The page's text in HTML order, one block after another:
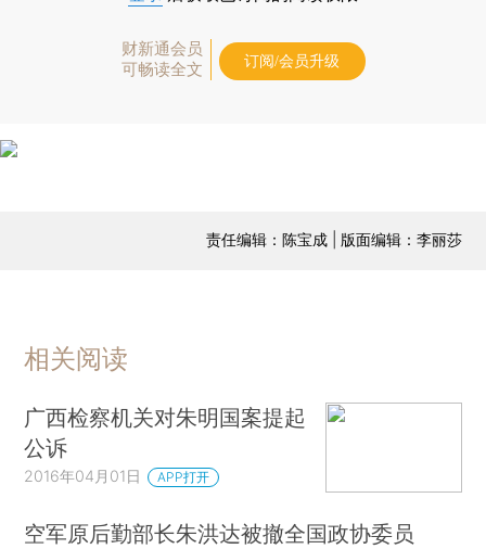
财新通会员
可畅读全文
订阅/会员升级
责任编辑：陈宝成 | 版面编辑：李丽莎
相关阅读
广西检察机关对朱明国案提起
公诉
2016年04月01日 APP打开
空军原后勤部长朱洪达被撤全国政协委员